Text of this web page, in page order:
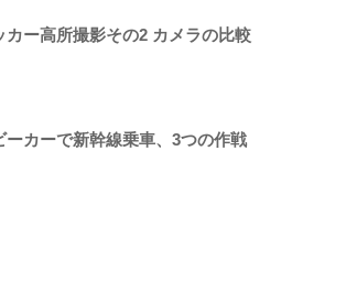
カー高所撮影その2 カメラの比較
ーカーで新幹線乗車、3つの作戦